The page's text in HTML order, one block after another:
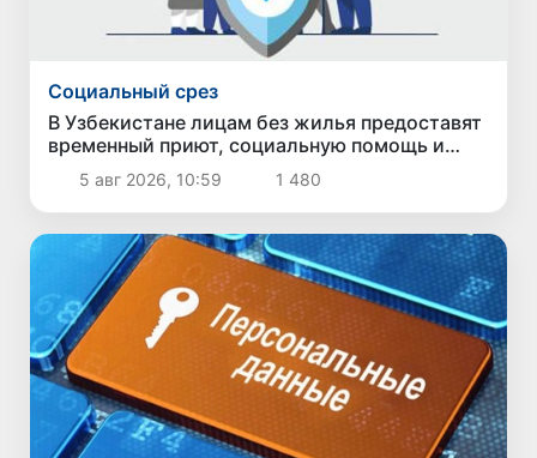
Социальный срез
В Узбекистане лицам без жилья предоставят
временный приют, социальную помощь и
возможность трудоустройства
5 авг 2026, 10:59 1 480